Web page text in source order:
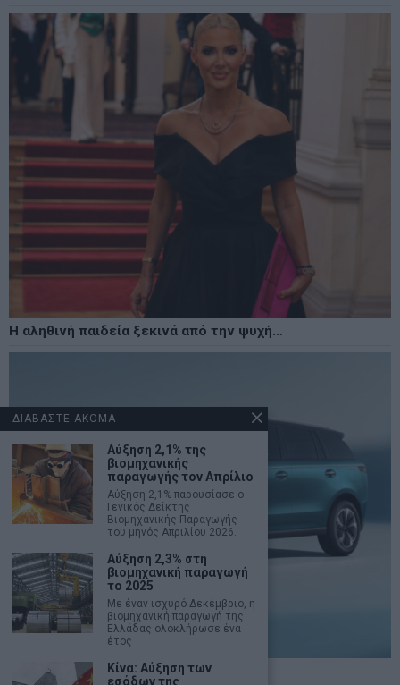
Η αληθινή παιδεία ξεκινά από την ψυχή…
Διαθέσιμο στην Ελλάδα το Jaecoo 5
ΔΙΑΒΑΣΤΕ ΑΚΟΜΑ
Αύξηση 2,1% της
βιομηχανικής
παραγωγής τον Απρίλιο
Αύξηση 2,1% παρουσίασε ο
Γενικός Δείκτης
Βιομηχανικής Παραγωγής
του μηνός Απριλίου 2026.
Αύξηση 2,3% στη
βιομηχανική παραγωγή
το 2025
Με έναν ισχυρό Δεκέμβριο, η
βιομηχανική παραγωγή της
Ελλάδας ολοκλήρωσε ένα
έτος
Κίνα: Αύξηση των
εσόδων της